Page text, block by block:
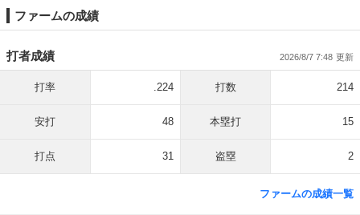
ファームの成績
打者成績 2026/8/7 7:48
打率 .224 打数 214
安打 48 本塁打 15
打点 31 盗塁 2
ファームの成績一覧